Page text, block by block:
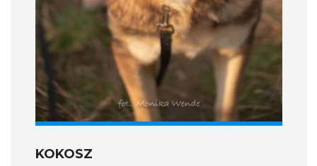
KOKOSZ